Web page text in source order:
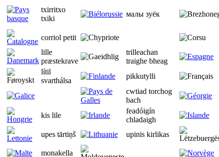
txirritxo
txiki
малы зуёк
corriol petit
lille
præstekrave
trilleachan
traighe bheag
lítil
svarthálsa
pikkutylli
cwtiad torchog
bach
kis lile
feadóigín
chladaigh
upes tārtiņš
upinis kirlikas
monakella